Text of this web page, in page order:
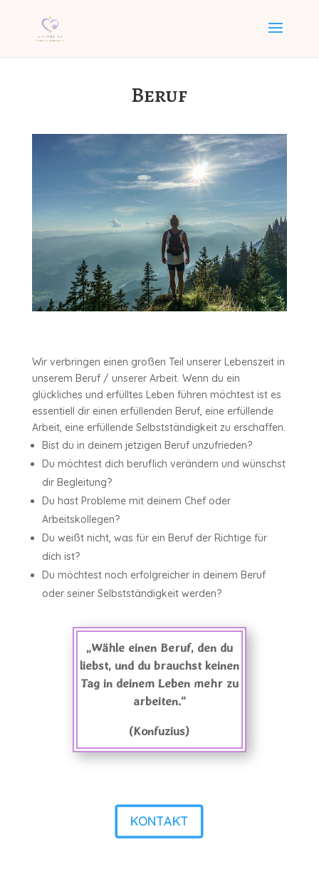
Beruf
Wir verbringen einen großen Teil unserer Lebenszeit in
unserem Beruf / unserer Arbeit. Wenn du ein
glückliches und erfülltes Leben führen möchtest ist es
essentiell dir einen erfüllenden Beruf, eine erfüllende
Arbeit, eine erfüllende Selbstständigkeit zu erschaffen.
Bist du in deinem jetzigen Beruf unzufrieden?
Du möchtest dich beruflich verändern und wünschst
dir Begleitung?
Du hast Probleme mit deinem Chef oder
Arbeitskollegen?
Du weißt nicht, was für ein Beruf der Richtige für
dich ist?
Du möchtest noch erfolgreicher in deinem Beruf
oder seiner Selbstständigkeit werden?
„Wähle einen Beruf, den du
liebst, und du brauchst keinen
Tag in deinem Leben mehr zu
arbeiten.“
(Konfuzius)
KONTAKT